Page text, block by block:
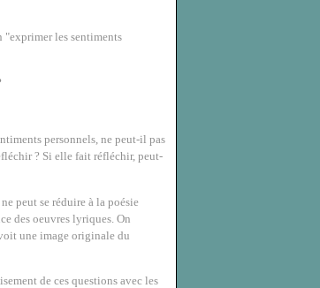
les sentiments
personnels, ne peut-il pas
? Si elle fait réfléchir, peut-
peut se réduire à la poésie
des oeuvres lyriques. On
une image originale du
de ces questions avec les